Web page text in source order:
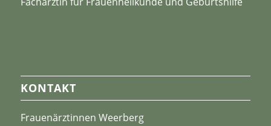
KONTAKT
Frauenärztinnen Weerberg